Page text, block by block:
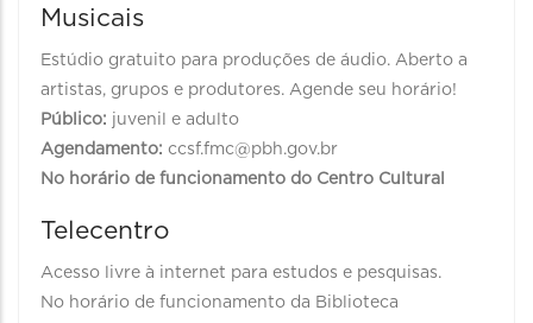
Musicais
Estúdio gratuito para produções de áudio. Aberto a
artistas, grupos e produtores. Agende seu horário!
Público: juvenil e adulto
Agendamento: ccsf.fmc@pbh.gov.br
No horário de funcionamento do Centro Cultural
Telecentro
Acesso livre à internet para estudos e pesquisas.
No horário de funcionamento da Biblioteca